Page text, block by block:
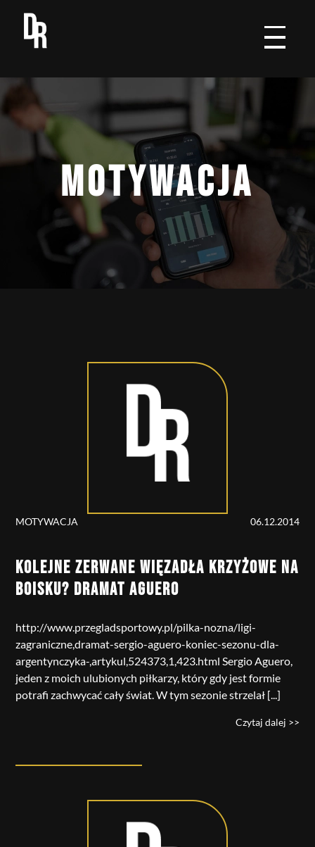
MOTYWACJA
MOTYWACJA 06.12.2014
KOLEJNE ZERWANE WIĘZADŁA KRZYŻOWE NA
BOISKU? DRAMAT AGUERO
http://www.przegladsportowy.pl/pilka-nozna/ligi-
zagraniczne,dramat-sergio-aguero-koniec-sezonu-dla-
argentynczyka-,artykul,524373,1,423.html Sergio Aguero,
jeden z moich ulubionych piłkarzy, który gdy jest formie
potrafi zachwycać cały świat. W tym sezonie strzelał [...]
Czytaj dalej >>